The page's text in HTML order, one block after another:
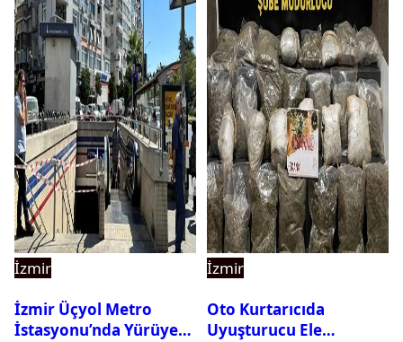
İzmir
İzmir Üçyol Metro
İstasyonu’nda Yürüyen
İzmir
Oto Kurtarıcıda
Uyuşturucu Ele